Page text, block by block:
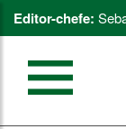
Editor-chefe: